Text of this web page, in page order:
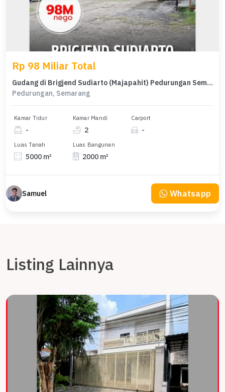
Rp 98 Miliar Total
Gudang di Brigjend Sudiarto (Majapahit) Pedurungan Semarang
Pedurungan, Semarang
Kamar Tidur
-
Kamar Mandi
2
Carport
-
Luas Tanah
5000 m²
Luas Bangunan
2000 m²
Samuel Whatsapp
Listing Lainnya